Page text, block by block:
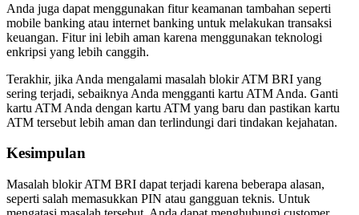
Anda juga dapat menggunakan fitur keamanan tambahan seperti
mobile banking atau internet banking untuk melakukan transaksi
keuangan. Fitur ini lebih aman karena menggunakan teknologi
enkripsi yang lebih canggih.
Terakhir, jika Anda mengalami masalah blokir ATM BRI yang
sering terjadi, sebaiknya Anda mengganti kartu ATM Anda. Ganti
kartu ATM Anda dengan kartu ATM yang baru dan pastikan kartu
ATM tersebut lebih aman dan terlindungi dari tindakan kejahatan.
Kesimpulan
Masalah blokir ATM BRI dapat terjadi karena beberapa alasan,
seperti salah memasukkan PIN atau gangguan teknis. Untuk